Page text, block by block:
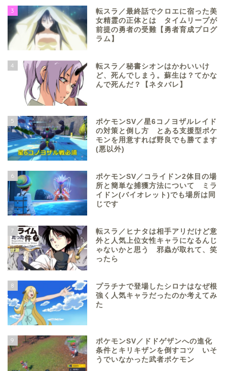
3
転スラ／最終話でクロエに宿った美
女精霊の正体とは タイムリープが
前提の勇者の受難【勇者育成プログ
ラム】
4
転スラ／秘書シオンはかわいいけ
ど、死んでしまう。蘇生は？てかな
んで死んだ？【ネタバレ】
5
ポケモンSV／星6コノヨザルレイド
の対策と倒し方 とある支援型ポケ
モンを用意すれば野良でも勝てます
(悪以外)
6
ポケモンSV／コライドン2体目の場
所と簡単な捕獲方法について ミラ
イドン(バイオレット)でも場所は同
じです
7
転スラ／ヒナタは相手アリだけど意
外と人気上位女性キャラになるんじ
ゃないかと思う 邪蟲が取れて、笑
ったら
8
プラチナで登場したシロナはなぜ根
強く人気キャラだったのか考えてみ
た
9
ポケモンSV／ドドゲザンへの進化
条件とキリキザンを倒すコツ いそ
うでいなかった武者ポケモン